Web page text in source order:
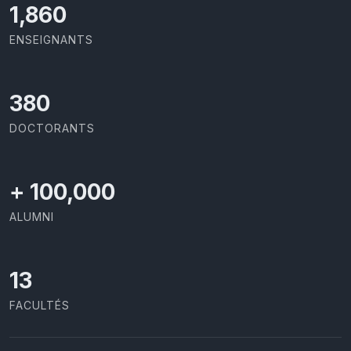
2,029
ENSEIGNANTS
414
DOCTORANTS
+ 100,000
ALUMNI
13
FACULTÉS